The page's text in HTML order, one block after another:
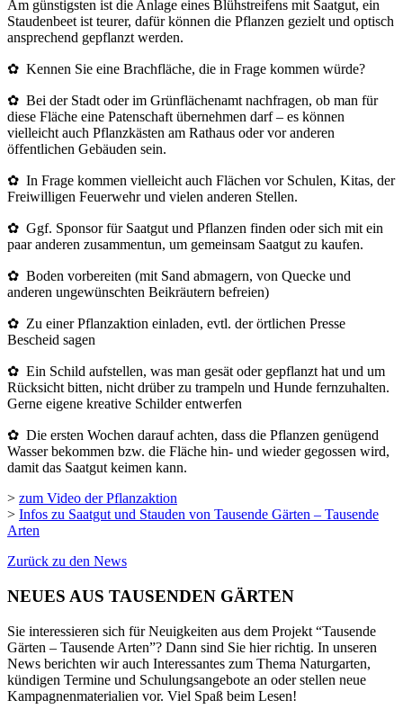
Am günstigsten ist die Anlage eines Blühstreifens mit Saatgut, ein
Staudenbeet ist teurer, dafür können die Pflanzen gezielt und optisch
ansprechend gepflanzt werden.
✿ Kennen Sie eine Brachfläche, die in Frage kommen würde?
✿ Bei der Stadt oder im Grünflächenamt nachfragen, ob man für
diese Fläche eine Patenschaft übernehmen darf – es können
vielleicht auch Pflanzkästen am Rathaus oder vor anderen
öffentlichen Gebäuden sein.
✿ In Frage kommen vielleicht auch Flächen vor Schulen, Kitas, der
Freiwilligen Feuerwehr und vielen anderen Stellen.
✿ Ggf. Sponsor für Saatgut und Pflanzen finden oder sich mit ein
paar anderen zusammentun, um gemeinsam Saatgut zu kaufen.
✿ Boden vorbereiten (mit Sand abmagern, von Quecke und
anderen ungewünschten Beikräutern befreien)
✿ Zu einer Pflanzaktion einladen, evtl. der örtlichen Presse
Bescheid sagen
✿ Ein Schild aufstellen, was man gesät oder gepflanzt hat und um
Rücksicht bitten, nicht drüber zu trampeln und Hunde fernzuhalten.
Gerne eigene kreative Schilder entwerfen
✿ Die ersten Wochen darauf achten, dass die Pflanzen genügend
Wasser bekommen bzw. die Fläche hin- und wieder gegossen wird,
damit das Saatgut keimen kann.
> zum Video der Pflanzaktion
> Infos zu Saatgut und Stauden von Tausende Gärten – Tausende
Arten
Zurück zu den News
NEUES AUS TAUSENDEN GÄRTEN
Sie interessieren sich für Neuigkeiten aus dem Projekt “Tausende
Gärten – Tausende Arten”? Dann sind Sie hier richtig. In unseren
News berichten wir auch Interessantes zum Thema Naturgarten,
kündigen Termine und Schulungsangebote an oder stellen neue
Kampagnenmaterialien vor. Viel Spaß beim Lesen!